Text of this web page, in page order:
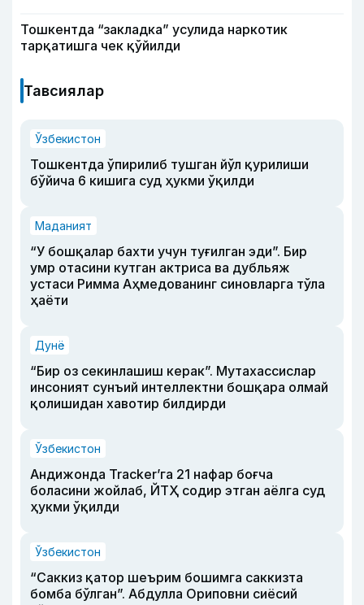
Тошкентда “закладка” усулида наркотик
тарқатишга чек қўйилди
Тавсиялар
Ўзбекистон
Тошкентда ўпирилиб тушган йўл қурилиши
бўйича 6 кишига суд ҳукми ўқилди
Маданият
“У бошқалар бахти учун туғилган эди”. Бир
умр отасини кутган актриса ва дубльяж
устаси Римма Аҳмедованинг синовларга тўла
ҳаёти
Дунё
“Бир оз секинлашиш керак”. Мутахассислар
инсоният сунъий интеллектни бошқара олмай
қолишидан хавотир билдирди
Ўзбекистон
Андижонда Tracker’га 21 нафар боғча
боласини жойлаб, ЙТҲ содир этган аёлга суд
ҳукми ўқилди
Ўзбекистон
“Саккиз қатор шеърим бошимга саккизта
бомба бўлган”. Абдулла Ориповни сиёсий